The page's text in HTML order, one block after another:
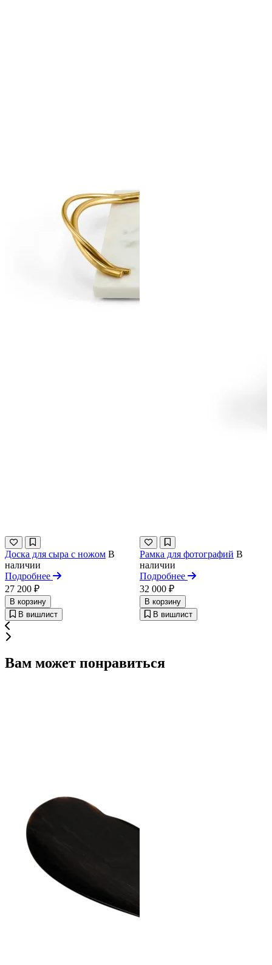
Доска для сыра с ножом В
наличии
Подробнее
27 200 ₽
В корзину
В вишлист
Рамка для фотографий В
наличии
Подробнее
32 000 ₽
В корзину
В вишлист
Вам может понравиться
Принимаю условия
соглашением
Согласен(-на) получать